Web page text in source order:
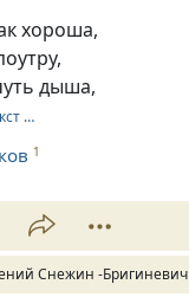
хороша,
дыша,
…
1
Снежин -Бригиневич